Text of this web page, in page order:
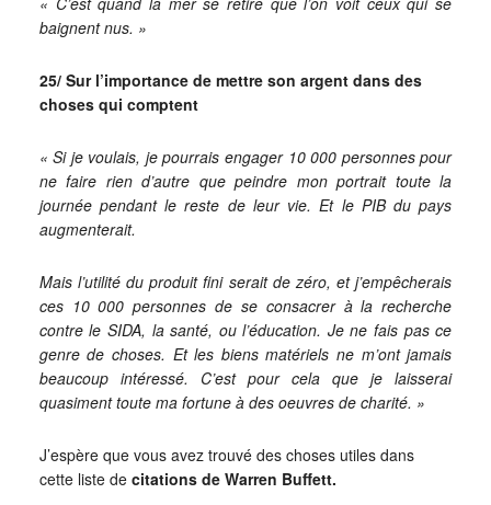
baignent nus. »
25/ Sur l’importance de mettre son argent dans des
choses qui comptent
« Si je voulais, je pourrais engager 10 000 personnes pour
ne faire rien d’autre que peindre mon portrait toute la
journée pendant le reste de leur vie. Et le PIB du pays
augmenterait.
Mais l’utilité du produit fini serait de zéro, et j’empêcherais
ces 10 000 personnes de se consacrer à la recherche
contre le SIDA, la santé, ou l’éducation. Je ne fais pas ce
genre de choses. Et les biens matériels ne m’ont jamais
beaucoup intéressé. C’est pour cela que je laisserai
quasiment toute ma fortune à des oeuvres de charité. »
J’espère que vous avez trouvé des choses utiles dans
cette liste de citations de Warren Buffett.